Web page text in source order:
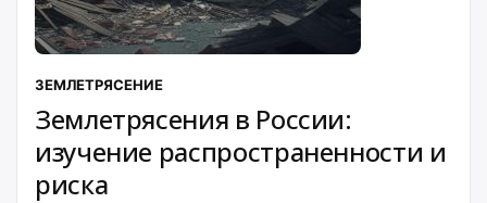
ЗЕМЛЕТРЯСЕНИЕ
Землетрясения в России:
изучение распространенности и
риска